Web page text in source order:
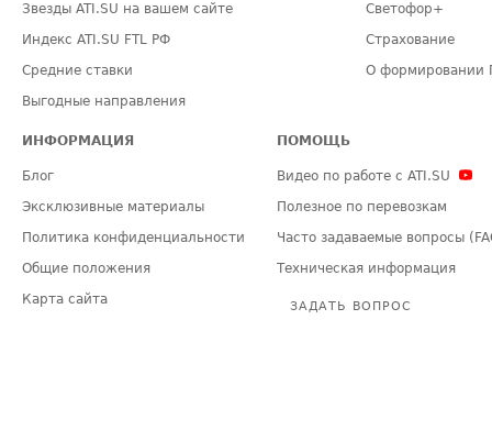
Звезды ATI.SU на вашем сайте
Индекс ATI.SU FTL РФ
Средние ставки
Выгодные направления
Светофор+
Страхование
О формировании
ИНФОРМАЦИЯ
Блог
Эксклюзивные материалы
Политика конфиденциальности
Общие положения
Карта сайта
ПОМОЩЬ
Видео по работе с ATI.SU
Полезное по перевозкам
Часто задаваемые вопросы
Техническая информация
ЗАДАТЬ ВОПРОС